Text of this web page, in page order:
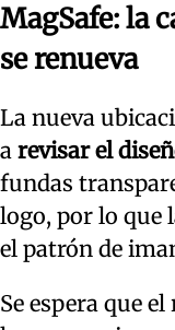
MagSafe: la
se renueva
La nueva
a revisar el
fundas
logo, por lo que
el patrón de
Se espera que